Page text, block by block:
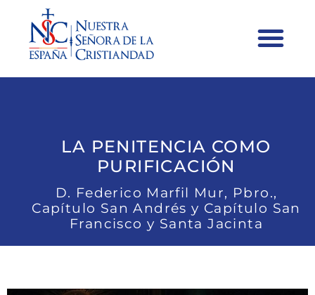
LA PENITENCIA COMO
PURIFICACIÓN
D. Federico Marfil Mur, Pbro.,
Capítulo San Andrés y Capítulo San
Francisco y Santa Jacinta